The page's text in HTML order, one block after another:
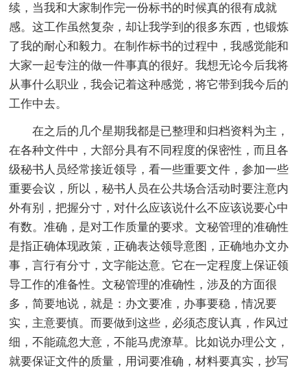
续，当我和大家制作完一份标书的时候真的很有成就
感。这工作虽然复杂，却让我学到的很多东西，也锻炼
了我的耐心和毅力。在制作标书的过程中，我感觉能和
大家一起专注的做一件事真的很好。我想无论今后我将
从事什么职业，我会记着这种感觉，将它带到我今后的
工作中去。
在之后的几个星期我都是已整理和归档资料为主，
在各种文件中，大部分具有不同程度的保密性，而且各
级秘书人员经常接近领导，看一些重要文件，参加一些
重要会议，所以，秘书人员在公共场合活动时要注意内
外有别，把握分寸，对什么应该说什么不应该说要心中
有数。准确，是对工作质量的要求。文秘管理的准确性
是指正确体现政策，正确表达领导意图，正确地办文办
事，言行有分寸，文字能达意。它在一定程度上保证领
导工作的准备性。文秘管理的准确性，涉及的方面很
多，简要地说，就是：办文要准，办事要稳，情况要
实，主意要慎。而要做到这些，必须态度认真，作风过
细，不能疏忽大意，不能马虎潦草。比如说办理公文，
就要保证文件的质量，用词要准确，材料要真实，抄写